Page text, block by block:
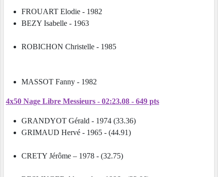
FROUART Elodie - 1982
BEZY Isabelle - 1963
ROBICHON Christelle - 1985
MASSOT Fanny - 1982
4x50 Nage Libre Messieurs - 02:23.08 - 649 pts
GRANDYOT Gérald - 1974 (33.36)
GRIMAUD Hervé - 1965 - (44.91)
CRETY Jérôme – 1978 - (32.75)